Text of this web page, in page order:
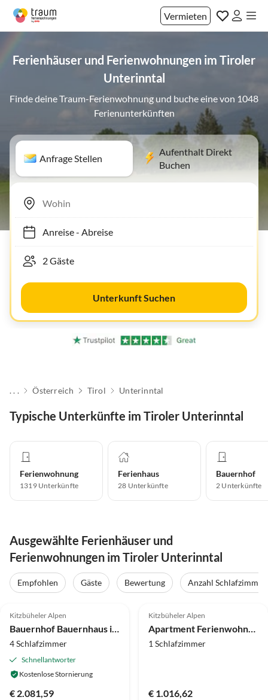
Vermieten
Ferienhäuser und Ferienwohnungen im Tiroler
Unterinntal
Finde deine Traum-Ferienwohnung und buche eine von 1048
Ferienunterkünften
Anfrage Stellen
Aufenthalt Direkt
Buchen
Anreise- Abreise
Unterkunft Suchen
. . . Österreich Tirol Unterinntal
Typische Unterkünfte im Tiroler Unterinntal
Ferienwohnung
1319 Unterkünfte
Ferienhaus
28 Unterkünfte
Bauernhof
2 Unterkünfte
Ausgewählte Ferienhäuser und
Ferienwohnungen im Tiroler Unterinntal
Empfohlen Gäste Bewertung
Anzahl Schlafzimmer
Kitzbüheler Alpen
Bauernhof Bauernhaus in Hopfgarten SkiWelt
4 Schlafzimmer
Schnellantworter
Kostenlose Stornierung
€ 2.081,59
Kitzbüheler Alpen
Apartment Ferienwohnung in Hopfgarten für 4 Personen
1 Schlafzimmer
€ 1.016,62